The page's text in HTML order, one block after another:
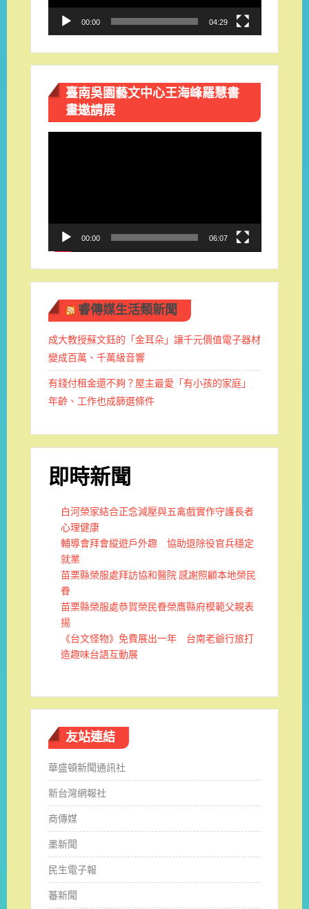
00:00 04:29
臺南吳園藝文中心王海峰羅慧書
畫邀請展
00:00 06:07
睿傳媒生活類新聞
成大教授蘇文鈺的「金耳朵」讓千元價值電子器材
變成百萬、千萬級音響
有錢付租金還不夠？屋主最愛「有小孩的家庭」
年齡、工作也成篩選條件
即時新聞
白河榮家結合正念減壓與五禽戲實作守護長者
心理健康
輔導會拜會縱遊戶外趣 協助退除役官兵穩定
就業
苗栗縣榮服處拜訪協和醫院 感謝照顧本地榮民
眷
苗栗縣榮服處恭賀榮民眷榮膺縣府模範父親表
揚
《台文怪物》免費展出一年 台南老爺行旅打
造趣味台語互動展
友站連結
華盛頓新聞通訊社
新台灣網報社
商傳媒
墨新聞
民生電子報
蕃新聞